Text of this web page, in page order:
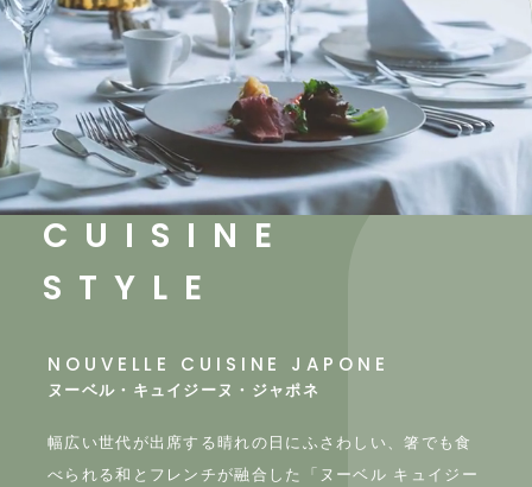
CUISINE
STYLE
NOUVELLE CUISINE JAPONE
ヌーベル・キュイジーヌ・ジャポネ
幅広い世代が出席する晴れの日にふさわしい、箸でも食
べられる和とフレンチが融合した
「ヌーベル キュイジー